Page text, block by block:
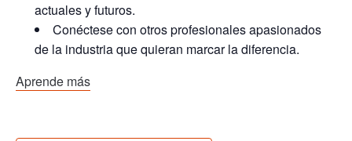
actuales y futuros.
Conéctese con otros profesionales apasionados
de la industria que quieran marcar la diferencia.
Aprende más